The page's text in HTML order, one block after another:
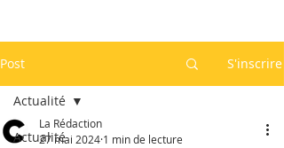
Post S'inscrire
Actualité
Actualité
La Rédaction
27 mai 2024 1 min de lecture